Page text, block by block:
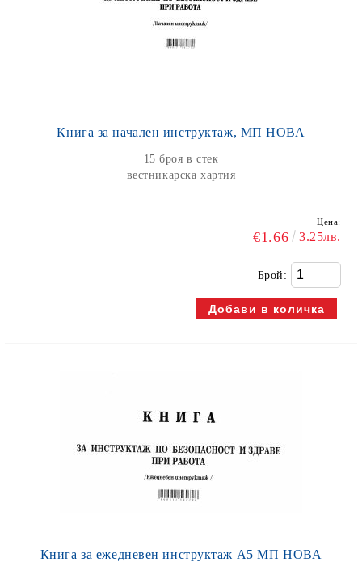
Книга за начален инструктаж, МП НОВА
15 броя в стек
вестникарска хартия
Цена:
€1.66 3.25лв.
Брой:
Книга за ежедневен инструктаж А5 МП НОВА